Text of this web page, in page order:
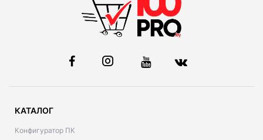
КАТАЛОГ
Конфигуратор ПК